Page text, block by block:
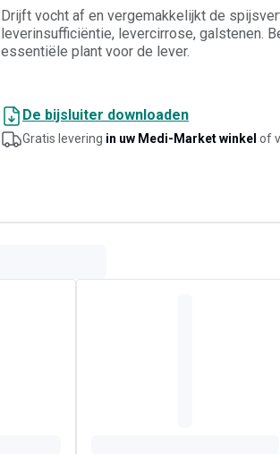
Drijft vocht af en vergemakkelijkt de
leverinsufficiëntie, levercirrose, galstenen.
essentiële plant voor de lever.
De bijsluiter downloaden
Gratis levering in uw Medi-Market winkel of